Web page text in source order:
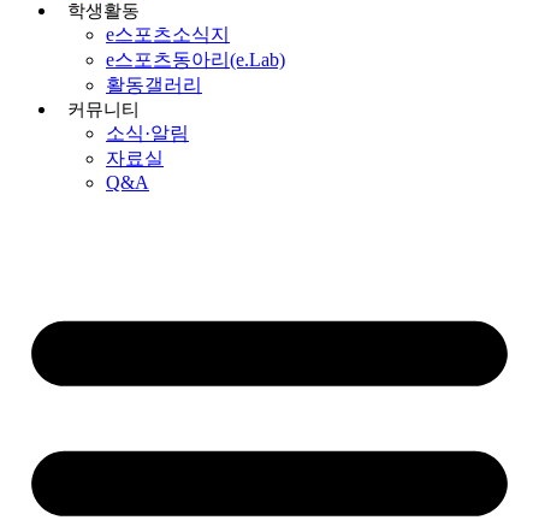
학생활동
e스포츠소식지
e스포츠동아리(e.Lab)
활동갤러리
커뮤니티
소식·알림
자료실
Q&A